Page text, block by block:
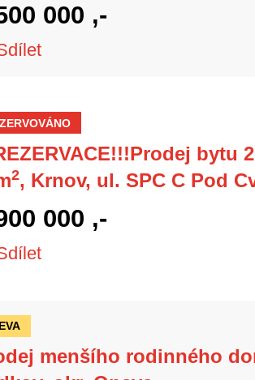
000 ,-
bytu
2, Krnov, ul. SPC C Pod
000 ,-
menšího rodinného